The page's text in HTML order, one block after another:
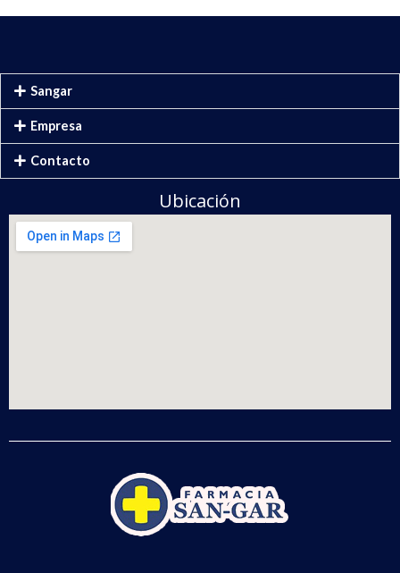
Sangar
Empresa
Contacto
Ubicación